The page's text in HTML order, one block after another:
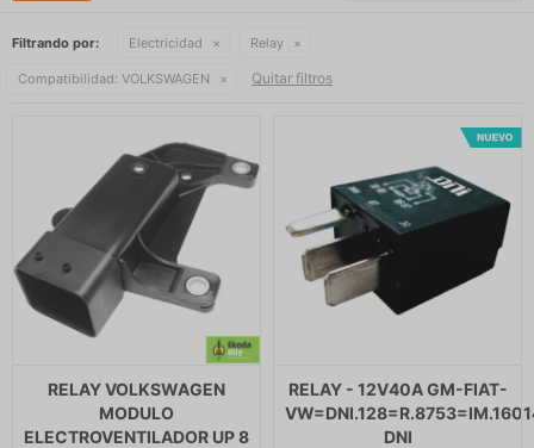
Filtrando por: Electricidad Relay
Compatibilidad: VOLKSWAGEN Quitar filtros
RELAY VOLKSWAGEN
MODULO
ELECTROVENTILADOR UP 8
RELAY - 12V40A GM-FIAT-
DNI